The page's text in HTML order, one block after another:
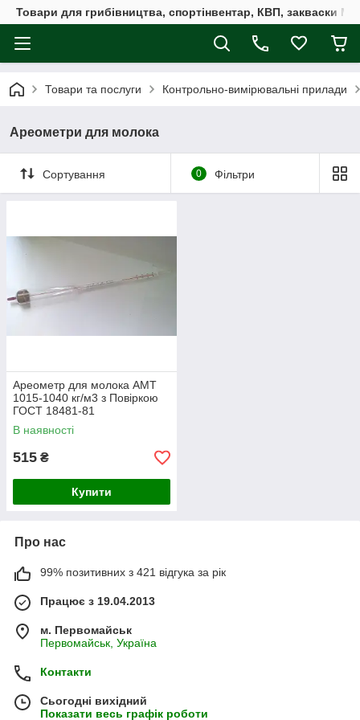
Товари для грибівництва, спортінвентар, КВП, закваски
Товари та послуги Контрольно-вимірювальні прилади
Ареометри для молока
Сортування 0 Фільтри
Ареометр для молока АМТ
1015-1040 кг/м3 з Повіркою
ГОСТ 18481-81
В наявності
515 ₴
Купити
Про нас
99% позитивних з 421 відгука за рік
Працює з 19.04.2013
м. Первомайськ
Первомайськ, Україна
Контакти
Сьогодні вихідний
Показати весь графік роботи